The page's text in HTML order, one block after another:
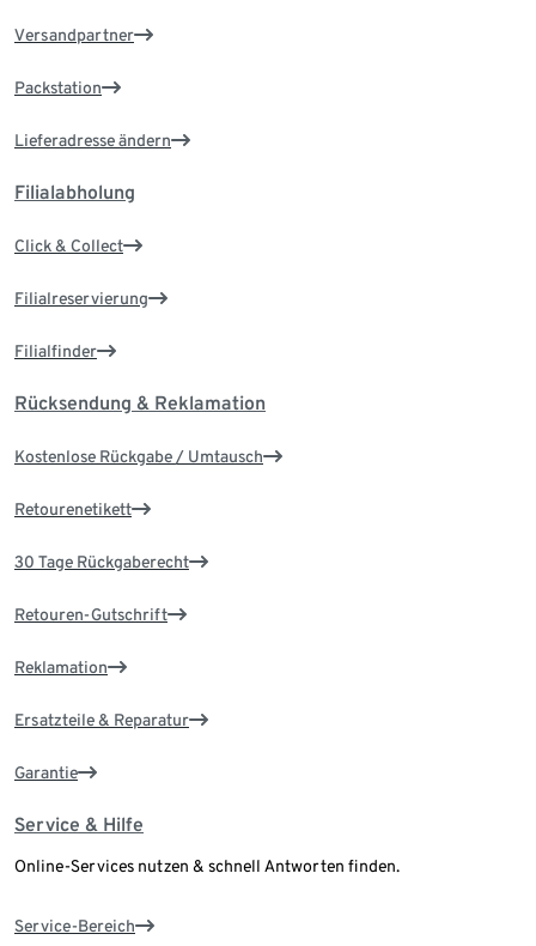
Versandpartner
Packstation
Lieferadresse ändern
Filialabholung
Click & Collect
Filialreservierung
Filialfinder
Rücksendung & Reklamation
Kostenlose Rückgabe / Umtausch
Retourenetikett
30 Tage Rückgaberecht
Retouren-Gutschrift
Reklamation
Ersatzteile & Reparatur
Garantie
Service & Hilfe
Online-Services nutzen & schnell Antworten finden.
Service-Bereich